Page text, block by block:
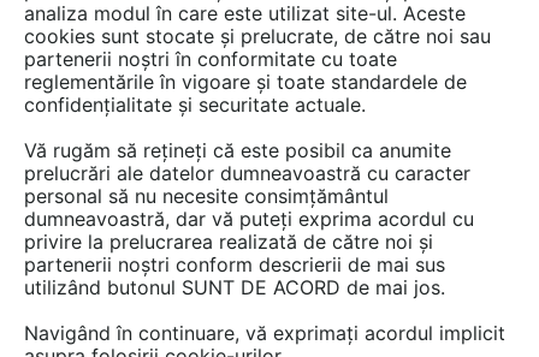
Deschide filtre
8 gamecu 103 produse în categoria
Radiatoare, corpuri de incalzire
analiza modul în care este utilizat site-ul. Aceste
cookies sunt stocate și prelucrate, de către noi sau
partenerii noștri în conformitate cu toate
reglementările în vigoare și toate standardele de
confidențialitate și securitate actuale.
Vă rugăm să rețineți că este posibil ca anumite
prelucrări ale datelor dumneavoastră cu caracter
personal să nu necesite consimțământul
dumneavoastră, dar vă puteți exprima acordul cu
privire la prelucrarea realizată de către noi și
partenerii noștri conform descrierii de mai sus
utilizând butonul SUNT DE ACORD de mai jos.
Navigând în continuare, vă exprimați acordul implicit